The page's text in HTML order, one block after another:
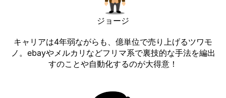
ジョージ
キャリアは4年弱ながらも、億単位で売り上げるツワモ
ノ。ebayやメルカリなどフリマ系で裏技的な手法を編出
すのことや自動化するのが大得意！